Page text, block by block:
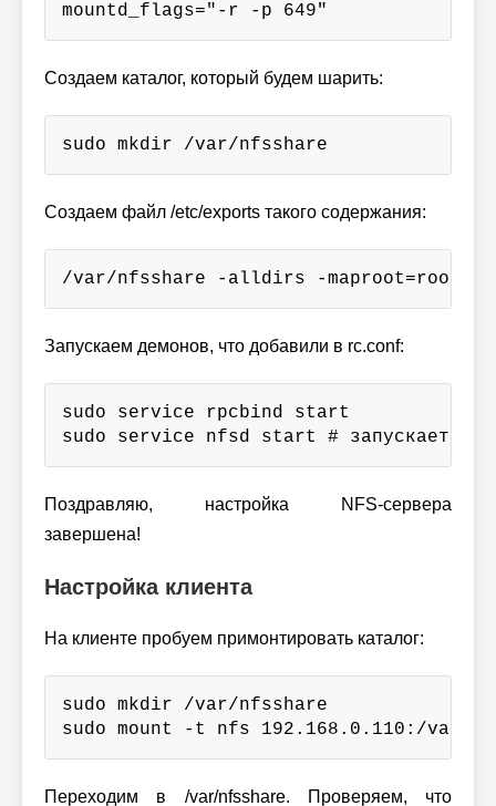
mountd_flags="-r -p 649"
Создаем каталог, который будем шарить:
sudo mkdir /var/nfsshare
Создаем файл /etc/exports такого содержания:
/var/nfsshare -alldirs -maproot=root -
Запускаем демонов, что добавили в rc.conf:
sudo service rpcbind start
sudo service nfsd start # запускает и
Поздравляю, настройка NFS-сервера
завершена!
Настройка клиента
На клиенте пробуем примонтировать каталог:
sudo mkdir /var/nfsshare
sudo mount -t nfs 192.168.0.110:/var/
Переходим в /var/nfsshare. Проверяем, что